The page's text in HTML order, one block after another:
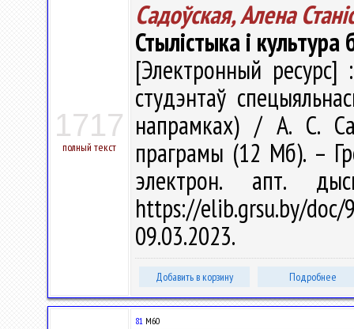
1717
полный текст
Садоўская, Алена
Стылістыка і
[Электронный ресурс]
студэнтаў
напрамках) / А. С.
праграмы (12 Мб). –
электрон. апт.
https://elib.grsu.by/
09.03.2023.
Добавить в корзину Подробнее
81 М60